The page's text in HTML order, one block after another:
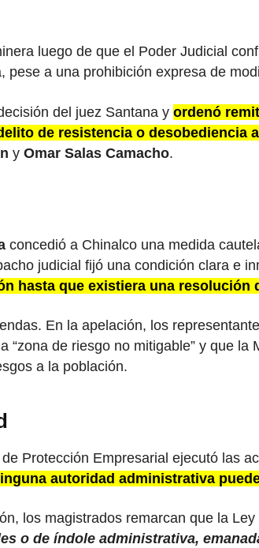
luego de que el Poder Judicial
pese a una prohibición expresa de
del juez Santana y ordenó
de resistencia o desobediencia
y Omar Salas Camacho.
concedió a Chinalco una medida
judicial fijó una condición clara e
hasta que existiera una resolución
En la apelación, los
“zona de riesgo no mitigable” y que
a la población.
Protección Empresarial ejecutó las
autoridad administrativa
los magistrados remarcan que la
o de índole administrativa,